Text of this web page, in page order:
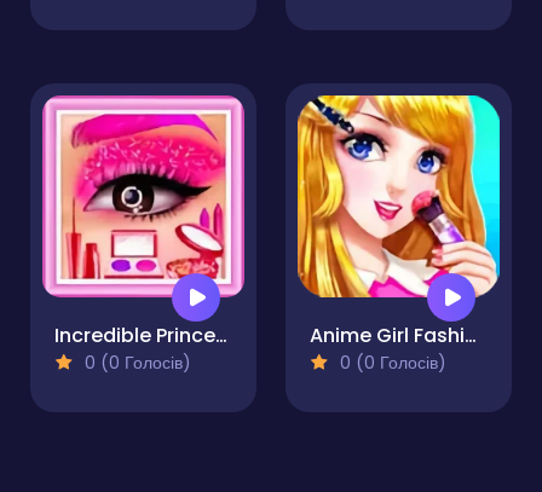
Incredible Princess Eye Art 2
0 (0 Голосів)
Anime Girl Fashion Make Up
0 (0 Голосів)